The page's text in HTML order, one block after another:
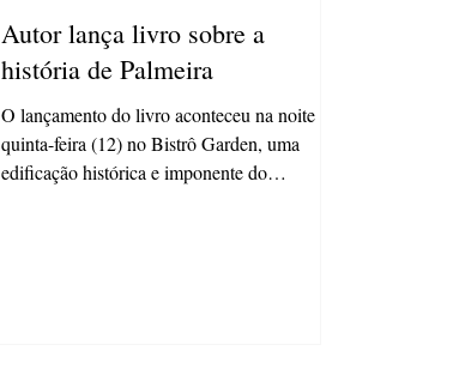
Autor lança livro sobre a
história de Palmeira
O lançamento do livro aconteceu na noite de
quinta-feira (12) no Bistrô Garden, uma
edificação histórica e imponente do